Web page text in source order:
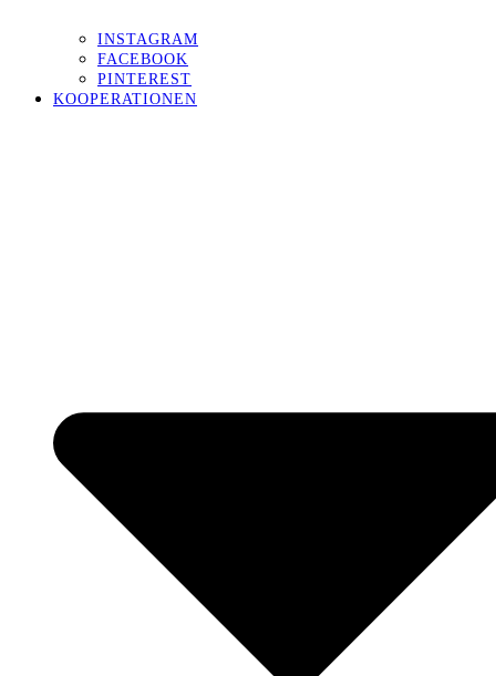
INSTAGRAM
FACEBOOK
PINTEREST
KOOPERATIONEN